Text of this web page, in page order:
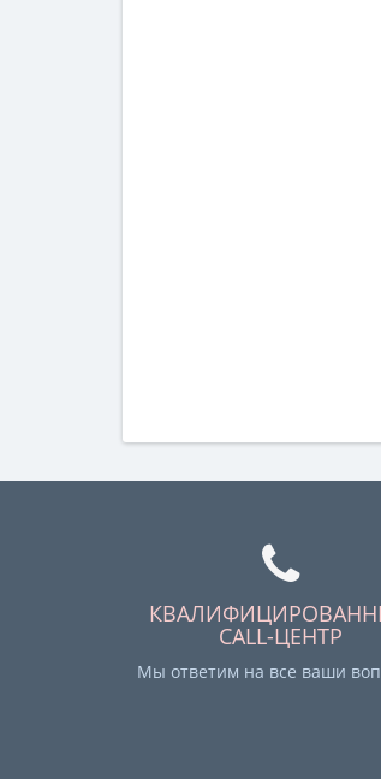
CALL-ЦЕНТР
Мы ответим на все ваши